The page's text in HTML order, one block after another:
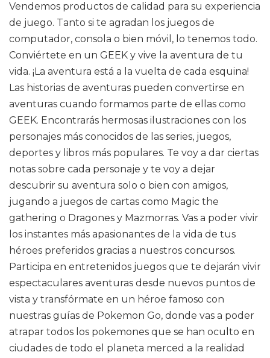
Vendemos productos de calidad para su experiencia
de juego. Tanto si te agradan los juegos de
computador, consola o bien móvil, lo tenemos todo.
Conviértete en un GEEK y vive la aventura de tu
vida. ¡La aventura está a la vuelta de cada esquina!
Las historias de aventuras pueden convertirse en
aventuras cuando formamos parte de ellas como
GEEK. Encontrarás hermosas ilustraciones con los
personajes más conocidos de las series, juegos,
deportes y libros más populares. Te voy a dar ciertas
notas sobre cada personaje y te voy a dejar
descubrir su aventura solo o bien con amigos,
jugando a juegos de cartas como Magic the
gathering o Dragones y Mazmorras. Vas a poder vivir
los instantes más apasionantes de la vida de tus
héroes preferidos gracias a nuestros concursos.
Participa en entretenidos juegos que te dejarán vivir
espectaculares aventuras desde nuevos puntos de
vista y transfórmate en un héroe famoso con
nuestras guías de Pokemon Go, donde vas a poder
atrapar todos los pokemones que se han oculto en
ciudades de todo el planeta merced a la realidad